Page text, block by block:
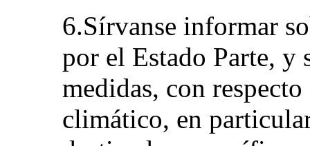
6.Sírvanse informar
por el Estado Parte, y
medidas, con
climático, en